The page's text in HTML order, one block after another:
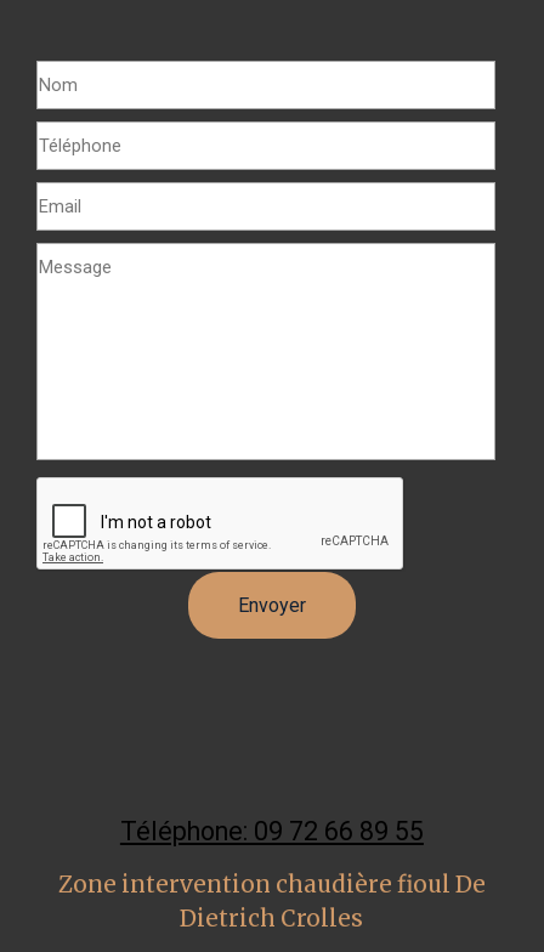
Téléphone: 09 72 66 89 55
Zone intervention chaudière fioul De
Dietrich Crolles